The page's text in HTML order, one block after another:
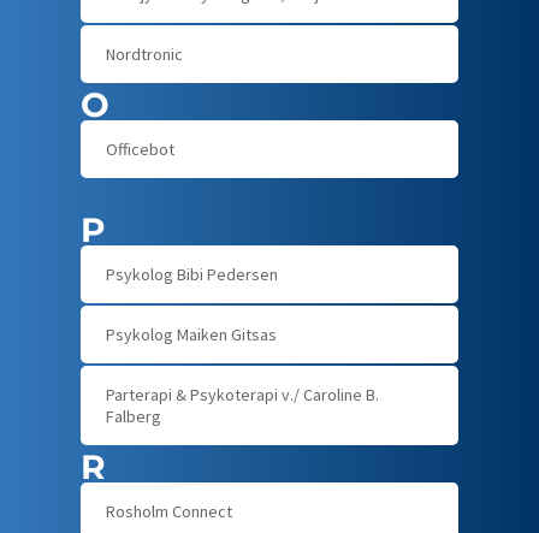
Nordtronic
O
Officebot
P
Psykolog Bibi Pedersen
Psykolog Maiken Gitsas
Parterapi & Psykoterapi v./ Caroline B.
Falberg
R
Rosholm Connect